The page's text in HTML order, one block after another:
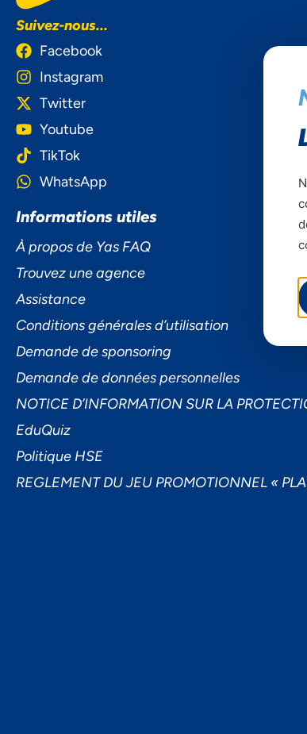
Suivez-nous...
Facebook
Instagram
Twitter
Youtube
TikTok
WhatsApp
Informations utiles
À propos de Yas FAQ
Trouvez une agence
Assistance
Conditions générales d’utilisation
Demande de sponsoring
Demande de données personnelles
NOTICE D’INFORMATION SUR LA
EduQuiz
Politique HSE
REGLEMENT DU JEU PROMOTIONNEL «